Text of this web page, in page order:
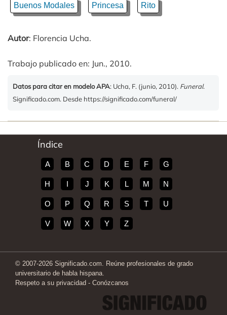
Buenos Modales Princesa Rito
Autor: Florencia Ucha.
Trabajo publicado en: Jun., 2010.
Datos para citar en modelo APA: Ucha, F. (junio, 2010). Funeral.
Significado.com. Desde https://significado.com/funeral/
Índice
A B C D E F G
H I J K L M N
O P Q R S T U
V W X Y Z
© 2007-2026 Significado.com. Reúne profesionales de grado
universitario de habla hispana.
Respeto a su privacidad - Conózcanos